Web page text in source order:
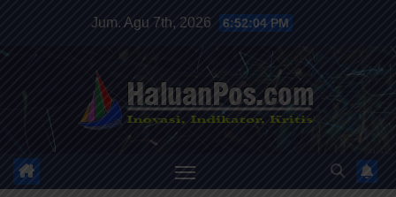
Jum. Agu 7th, 2026 6:52:06 PM
HALUANPOS
Inovasi, Indikator dan Kritis